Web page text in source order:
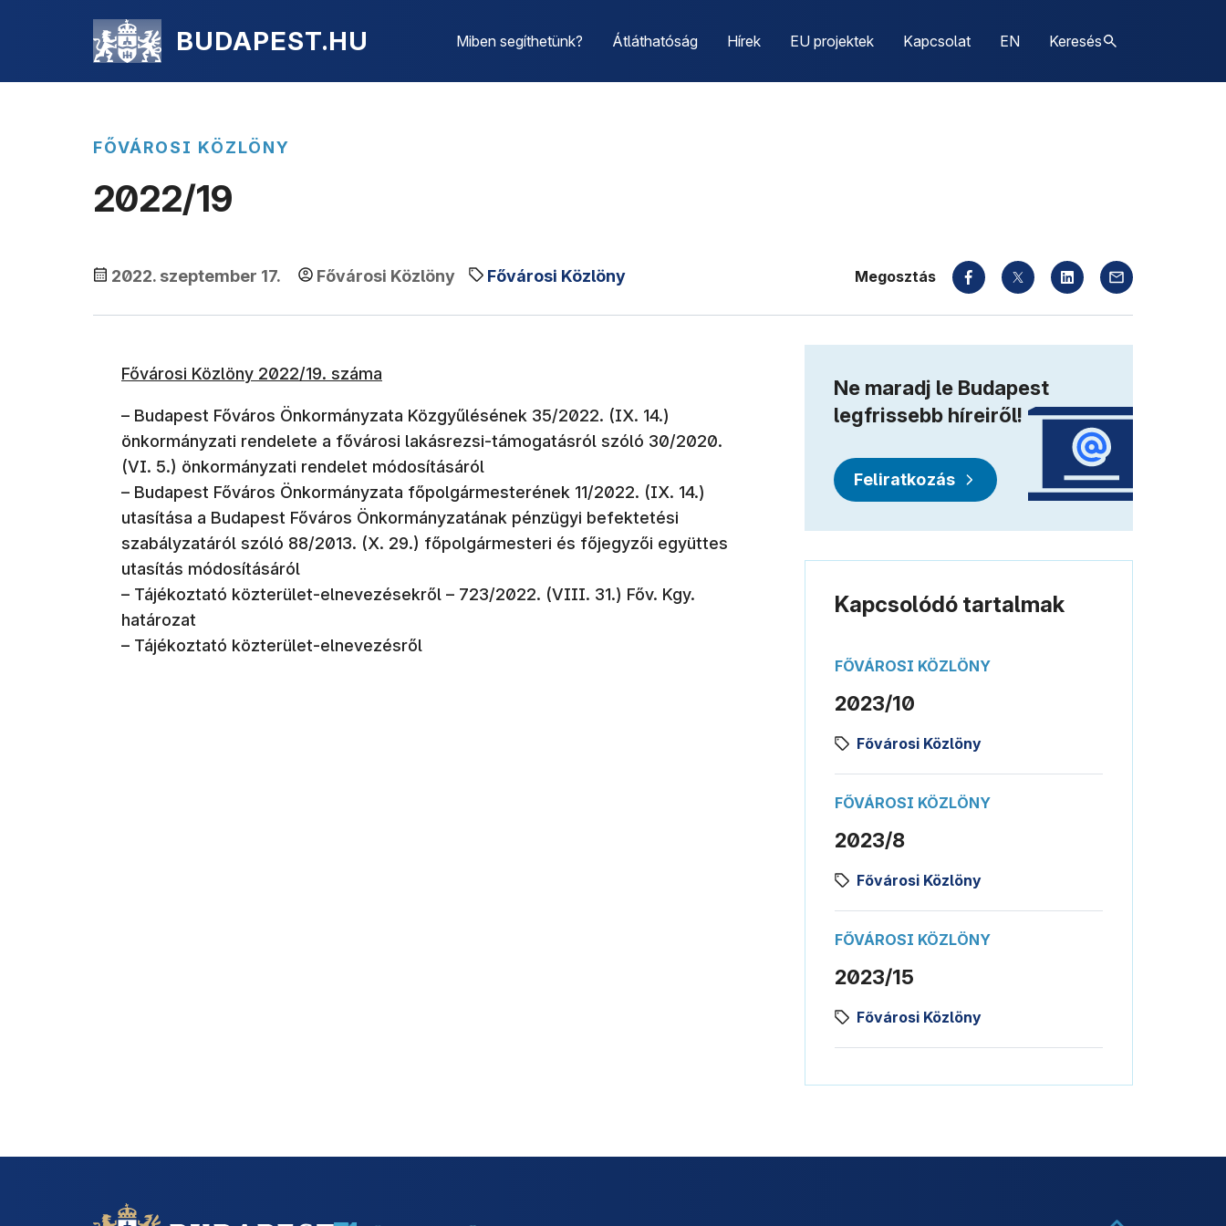
BUDAPEST.HU Miben segíthetünk? Átláthatóság Hírek EU projektek Kapcsolat EN Keresés
FŐVÁROSI KÖZLÖNY
2022/19
2022. szeptember 17. Fővárosi Közlöny Fővárosi Közlöny Megosztás
Fővárosi Közlöny 2022/19. száma
– Budapest Főváros Önkormányzata Közgyűlésének 35/2022. (IX. 14.)
önkormányzati rendelete a fővárosi lakásrezsi-támogatásról szóló 30/2020.
(VI. 5.) önkormányzati rendelet módosításáról
– Budapest Főváros Önkormányzata főpolgármesterének 11/2022. (IX. 14.)
utasítása a Budapest Főváros Önkormányzatának pénzügyi befektetési
szabályzatáról szóló 88/2013. (X. 29.) főpolgármesteri és főjegyzői együttes
utasítás módosításáról
– Tájékoztató közterület-elnevezésekről – 723/2022. (VIII. 31.) Főv. Kgy.
határozat
– Tájékoztató közterület-elnevezésről
Ne maradj le Budapest
legfrissebb híreiről!
Feliratkozás
Kapcsolódó tartalmak
FŐVÁROSI KÖZLÖNY
2023/10
Fővárosi Közlöny
FŐVÁROSI KÖZLÖNY
2023/8
Fővárosi Közlöny
FŐVÁROSI KÖZLÖNY
2023/15
Fővárosi Közlöny